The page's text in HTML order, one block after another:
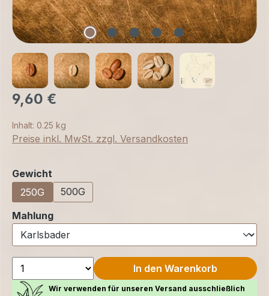
9,60 €
Inhalt: 0.25 kg
Preise inkl. MwSt. zzgl. Versandkosten
Gewicht
250G
500G
Mahlungauswählen
In den Warenkorb
Wir verwenden für unseren Versand ausschließlich